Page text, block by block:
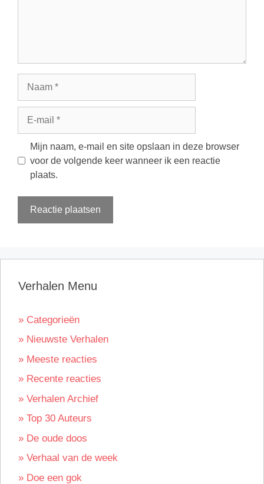
Mijn naam, e-mail en site opslaan in deze browser
voor de volgende keer wanneer ik een reactie
plaats.
Verhalen Menu
» Categorieën
» Nieuwste Verhalen
» Meeste reacties
» Recente reacties
» Verhalen Archief
» Top 30 Auteurs
» De oude doos
» Verhaal van de week
» Doe een gok